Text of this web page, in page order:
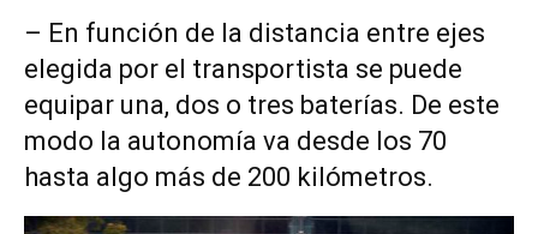
– En función de la distancia entre ejes
elegida por el transportista se puede
equipar una, dos o tres baterías. De este
modo la autonomía va desde los 70
hasta algo más de 200 kilómetros.